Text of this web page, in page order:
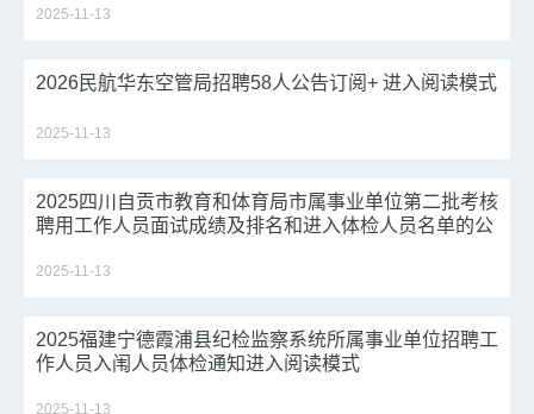
2025-11-13
2026民航华东空管局招聘58人公告订阅+ 进入阅读模式
2025-11-13
2025四川自贡市教育和体育局市属事业单位第二批考核
聘用工作人员面试成绩及排名和进入体检人员名单的公
2025-11-13
2025福建宁德霞浦县纪检监察系统所属事业单位招聘工
作人员入闱人员体检通知进入阅读模式
2025-11-13